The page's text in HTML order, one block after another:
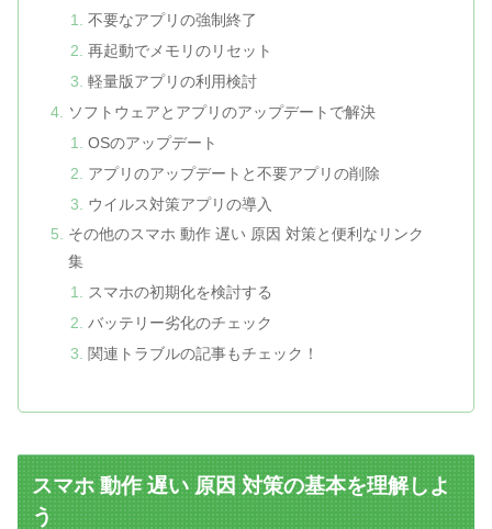
不要なアプリの強制終了
再起動でメモリのリセット
軽量版アプリの利用検討
ソフトウェアとアプリのアップデートで解決
OSのアップデート
アプリのアップデートと不要アプリの削除
ウイルス対策アプリの導入
その他のスマホ 動作 遅い 原因 対策と便利なリンク
集
スマホの初期化を検討する
バッテリー劣化のチェック
関連トラブルの記事もチェック！
スマホ 動作 遅い 原因 対策の基本を理解しよ
う